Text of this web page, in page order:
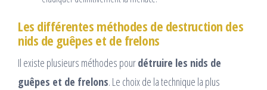
Les différentes méthodes de destruction des
nids de guêpes et de frelons
Il existe plusieurs méthodes pourdétruire les nids de
guêpes et de frelons. Le choix de la technique la plus